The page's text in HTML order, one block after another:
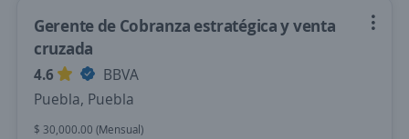
Gerente de Cobranza estratégica y venta
cruzada
4.6
BBVA
Puebla, Puebla
$ 30,000.00 (Mensual)